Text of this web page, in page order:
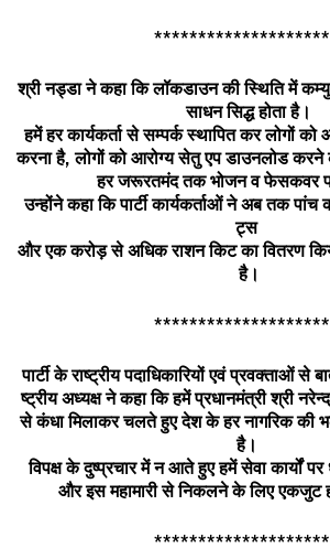
श्री नड्डा ने कहा कि लॉकडाउन की स्थिति में
साधन सिद्ध होता है।
हमें हर कार्यकर्ता से सम्पर्क स्थापित कर लोगों को
करना है,लोगों को आरोग्य सेतु एप डाउनलोड करने
हर जरूरतमंद तक भोजन व फेसकवर
उन्होंने कहा कि पार्टी कार्यकर्ताओं ने अब तक पांच
ट्स
और एक करोड़ से अधिक राशन किट का वितरण
है।
पार्टी के राष्ट्रीय पदाधिकारियों एवं प्रवक्ताओं से
ष्ट्रीय अध्यक्ष ने कहा कि हमें प्रधानमंत्री श्री
से कंधा मिलाकर चलते हुए देश के हर नागरिक की
है।
विपक्ष के दुष्प्रचार में न आते हुए हमें सेवा कार्यों पर
और इस महामारी से निकलने के लिए एकजुट